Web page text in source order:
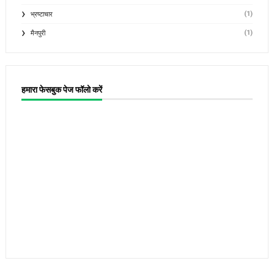
भ्रष्टाचार (1)
मैनपुरी (1)
हमारा फेसबुक पेज फॉलो करें